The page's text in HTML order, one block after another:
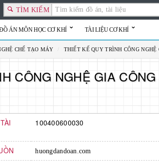
TÌM KIẾM
ÁN MÔN HỌC CƠ KHÍ TÀI LIỆU CƠ KHÍ
CHẾ TẠO MÁY THIẾT KẾ QUY TRÌNH CÔNG
CÔNG NGHỆ GIA
100400600030
huongdandoan.com